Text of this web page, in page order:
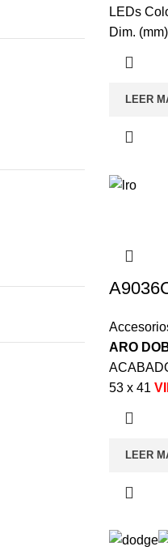
LEDs
Dim.
LEER
ARO
53 x 41
LEER